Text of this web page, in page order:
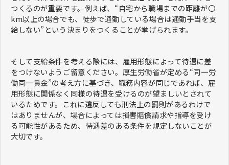
つくるのが重要です。例えば、“自宅から職場までの距離が〇
km以上の場合でも、徒歩で通勤している場合は通勤手当を支
給しない”という決まりをつくることが挙げられます。
そして支給条件を考える際には、雇用形態によって待遇に差
をつけないようご留意ください。厚生労働省が定める“同一労
働同一賃金”の考え方に基づき、職務内容が同じであれば、雇
用形態に関係なく同様の待遇を受けるのが望ましいとされて
いるためです。これに違反しても刑法上の罰則があるわけで
はありませんが、場合によっては損害賠償請求や指導を受け
る可能性があるため、待遇差のある条件を規定しないことが
大切です。